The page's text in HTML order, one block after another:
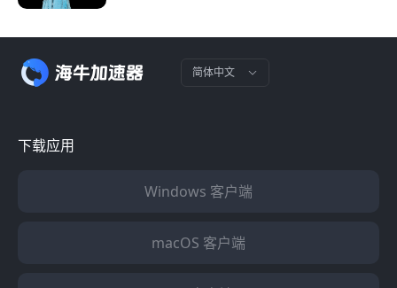
简体中文
下载应用
Windows 客户端
macOS 客户端